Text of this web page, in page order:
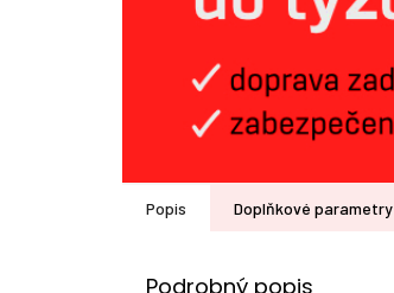
Popis Doplňkové parametry
Podrobný popis